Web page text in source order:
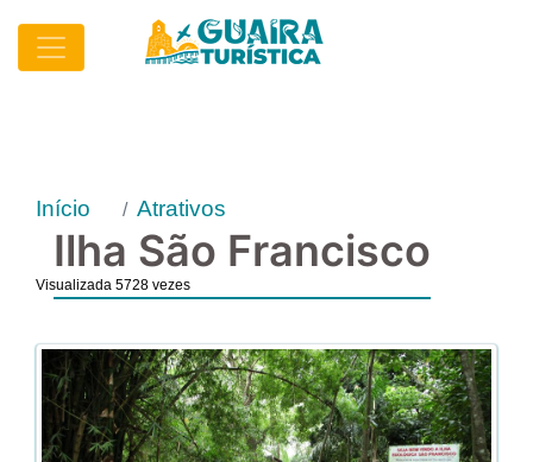
Início Atrativos
Ilha São Francisco
Visualizada 5728 vezes